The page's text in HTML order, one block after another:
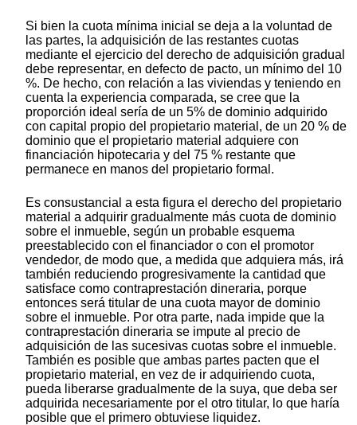
Si bien la cuota mínima inicial se deja a la voluntad de
las partes, la adquisición de las restantes cuotas
mediante el ejercicio del derecho de adquisición gradual
debe representar, en defecto de pacto, un mínimo del 10
%. De hecho, con relación a las viviendas y teniendo en
cuenta la experiencia comparada, se cree que la
proporción ideal sería de un 5% de dominio adquirido
con capital propio del propietario material, de un 20 % de
dominio que el propietario material adquiere con
financiación hipotecaria y del 75 % restante que
permanece en manos del propietario formal.
Es consustancial a esta figura el derecho del propietario
material a adquirir gradualmente más cuota de dominio
sobre el inmueble, según un probable esquema
preestablecido con el financiador o con el promotor
vendedor, de modo que, a medida que adquiera más, irá
también reduciendo progresivamente la cantidad que
satisface como contraprestación dineraria, porque
entonces será titular de una cuota mayor de dominio
sobre el inmueble. Por otra parte, nada impide que la
contraprestación dineraria se impute al precio de
adquisición de las sucesivas cuotas sobre el inmueble.
También es posible que ambas partes pacten que el
propietario material, en vez de ir adquiriendo cuota,
pueda liberarse gradualmente de la suya, que deba ser
adquirida necesariamente por el otro titular, lo que haría
posible que el primero obtuviese liquidez.